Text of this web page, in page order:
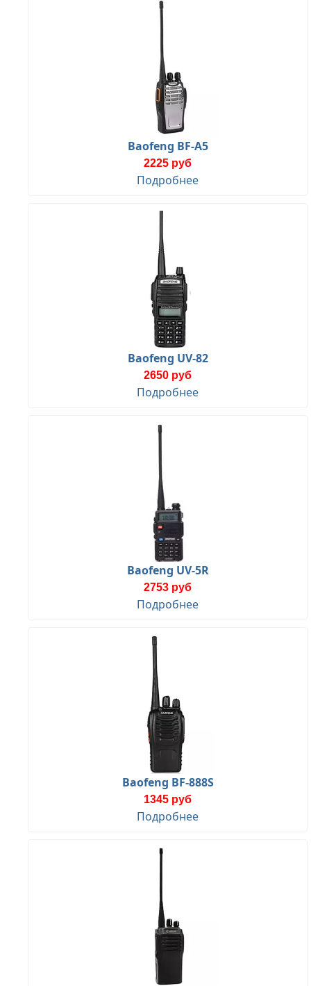
Baofeng BF-A5
2225 руб
Подробнее
Baofeng UV-82
2650 руб
Подробнее
Baofeng UV-5R
2753 руб
Подробнее
Baofeng BF-888S
1345 руб
Подробнее